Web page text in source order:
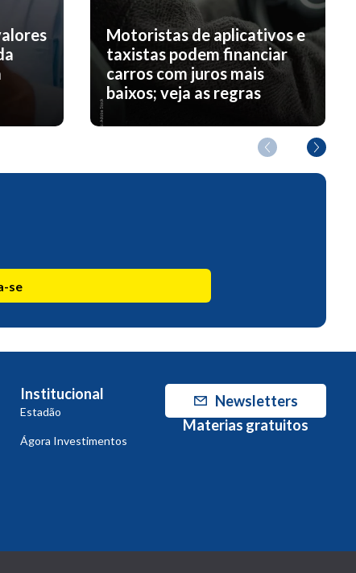
Motoristas de aplicativos e
taxistas podem financiar
carros com juros mais
baixos; veja as regras
se
Institucional
Estadão
Ágora Investimentos
Newsletters
Materias gratuitos